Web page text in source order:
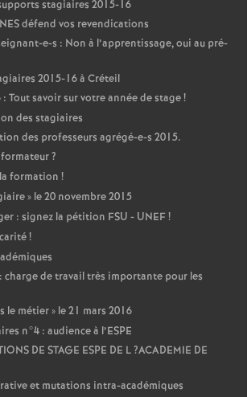
stagiaires 2015-16
défend vos revendications
e-s : Non à l’apprentissage, oui au pré-
2015-16 à Créteil
Tout savoir sur votre année de stage!
des stagiaires
des professeurs agrégé-e-s 2015.
?
formation !
» le 20 novembre 2015
: signez la pétition FSU - UNEF!
!
: charge de travail très importante pour les
le métier» le 21 mars 2016
n°4 : audience à l’ESPE
DE STAGE ESPE DE L?ACADEMIE DE
et mutations intra-académiques